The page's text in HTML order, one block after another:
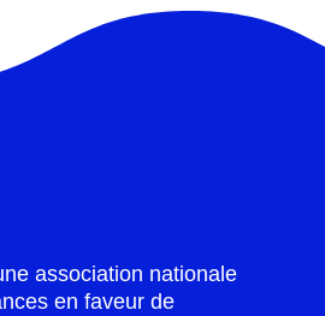
association nationale
en faveur de